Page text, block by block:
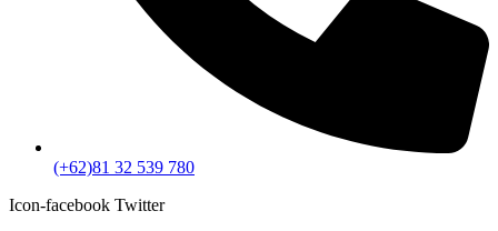
(+62)81 32 539 780
Icon-facebook Twitter